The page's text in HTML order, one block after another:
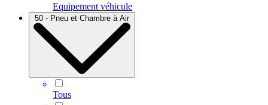
Equipement véhicule
50 - Pneu et Chambre à Air
Tous